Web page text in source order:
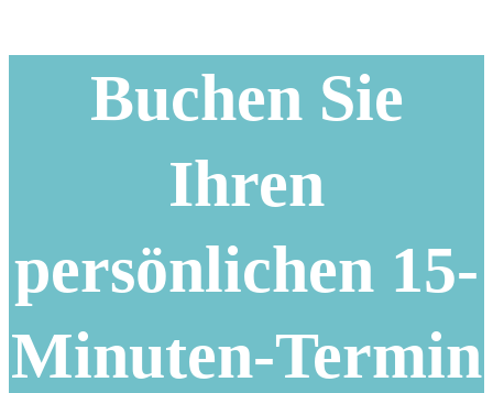
Buchen Sie
Ihren
persönlichen 15-
Minuten-Termin